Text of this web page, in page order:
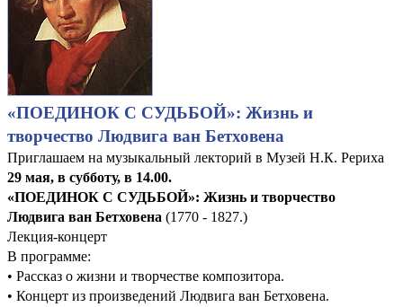
«ПОЕДИНОК С СУДЬБОЙ»: Жизнь и
творчество Людвига ван Бетховена
Приглашаем на музыкальный лекторий в Музей Н.К. Рериха
29 мая, в субботу, в 14.00.
«ПОЕДИНОК С СУДЬБОЙ»: Жизнь и творчество
Людвига ван Бетховена (1770 - 1827.)
Лекция-концерт
В программе:
• Рассказ о жизни и творчестве композитора.
• Концерт из произведений Людвига ван Бетховена.